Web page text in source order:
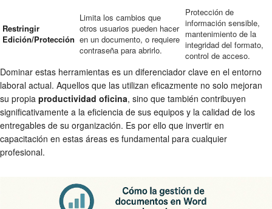
Restringir
Edición/Protección
Limita los cambios que
otros usuarios pueden hacer
en un documento, o requiere
contraseña para abrirlo.
Protección de
información sensible,
mantenimiento de la
integridad del formato,
control de acceso.
Dominar estas herramientas es un diferenciador clave en el entorno
laboral actual. Aquellos que las utilizan eficazmente no solo mejoran
su propia productividad oficina, sino que también contribuyen
significativamente a la eficiencia de sus equipos y la calidad de los
entregables de su organización. Es por ello que invertir en
capacitación en estas áreas es fundamental para cualquier
profesional.